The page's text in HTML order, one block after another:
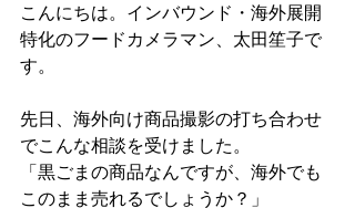
こんにちは。インバウンド・海外展開
特化のフードカメラマン、太田笙子で
す。
先日、海外向け商品撮影の打ち合わせ
でこんな相談を受けました。
「黒ごまの商品なんですが、海外でも
このまま売れるでしょうか？」